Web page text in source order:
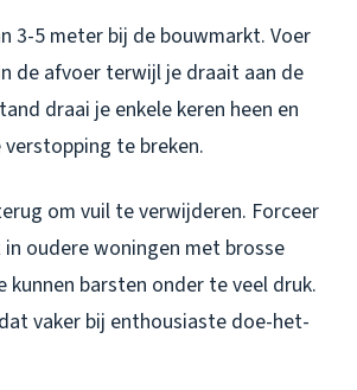
3-5 meter bij de bouwmarkt. Voer
de afvoer terwijl je draait aan de
draai je enkele keren heen en
te breken.
om vuil te verwijderen. Forceer
oudere woningen met brosse
kunnen barsten onder te veel druk.
vaker bij enthousiaste doe-het-